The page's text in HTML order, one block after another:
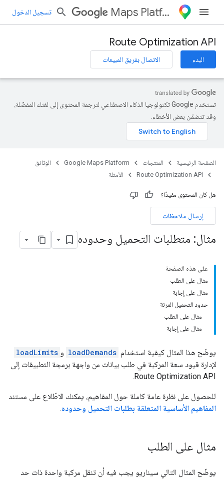
Maps Platform تسجيل الدخول
Route Optimization API
البدء الاتصال بفريق المبيعات
تستخدم Google تكنولوجيا الذكاء الاصطناعي لترجمة المحتوى إلى لغتك المفضّلة،
وقد تتضمّن بعض الأخطاء.
الصفحة الرئيسية المنتجات Google Maps Platform
الوثائق
Route Optimization API
الأمثلة
هل كان المحتوى مفيدًا؟
إرسال ملاحظات
مثال: متطلبات التحميل وحدوده
على هذه الصفحة
مثال على الطلب
مثال على إجابة
حدود التحميل المرنة
مثال على الطلب
مثال على إجابة
يوضّح هذا المثال كيفية استخدام loadDemands و loadLimits
لإدارة قيود سعة المركبة في طلب بيانات من واجهة برمجة التطبيقات إلى
Route Optimization API.
للحصول على نظرة عامة كاملة حول المفاهيم، يمكنك الاطّلاع على مستند
المفاهيم الأساسية المتعلقة بطلبات التحميل وحدوده.
مثال على الطلب
يوضّح المثال التالي سيناريو يجب فيه أن تنقل مركبة واحدة ذات حد